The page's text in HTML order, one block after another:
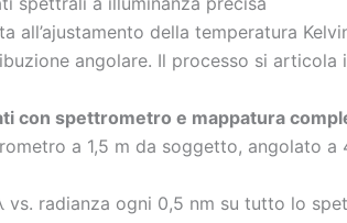
all’ajustamento della temperatura
angolare. Il processo si articola
con spettrometro e mappatura
a 1,5 m da soggetto, angolato a
vs. radianza ogni 0,5 nm su tutto lo